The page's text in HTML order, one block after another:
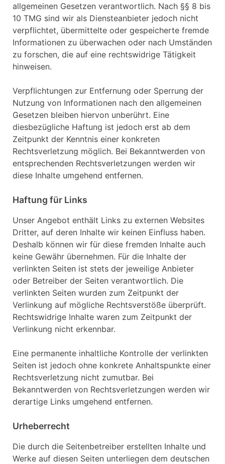
allgemeinen Gesetzen verantwortlich. Nach §§ 8 bis
10 TMG sind wir als Diensteanbieter jedoch nicht
verpflichtet, übermittelte oder gespeicherte fremde
Informationen zu überwachen oder nach Umständen
zu forschen, die auf eine rechtswidrige Tätigkeit
hinweisen.
Verpflichtungen zur Entfernung oder Sperrung der
Nutzung von Informationen nach den allgemeinen
Gesetzen bleiben hiervon unberührt. Eine
diesbezügliche Haftung ist jedoch erst ab dem
Zeitpunkt der Kenntnis einer konkreten
Rechtsverletzung möglich. Bei Bekanntwerden von
entsprechenden Rechtsverletzungen werden wir
diese Inhalte umgehend entfernen.
Haftung für Links
Unser Angebot enthält Links zu externen Websites
Dritter, auf deren Inhalte wir keinen Einfluss haben.
Deshalb können wir für diese fremden Inhalte auch
keine Gewähr übernehmen. Für die Inhalte der
verlinkten Seiten ist stets der jeweilige Anbieter
oder Betreiber der Seiten verantwortlich. Die
verlinkten Seiten wurden zum Zeitpunkt der
Verlinkung auf mögliche Rechtsverstöße überprüft.
Rechtswidrige Inhalte waren zum Zeitpunkt der
Verlinkung nicht erkennbar.
Eine permanente inhaltliche Kontrolle der verlinkten
Seiten ist jedoch ohne konkrete Anhaltspunkte einer
Rechtsverletzung nicht zumutbar. Bei
Bekanntwerden von Rechtsverletzungen werden wir
derartige Links umgehend entfernen.
Urheberrecht
Die durch die Seitenbetreiber erstellten Inhalte und
Werke auf diesen Seiten unterliegen dem deutschen